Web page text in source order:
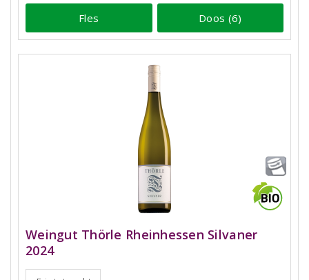
Fles Doos (6)
Weingut Thörle Rheinhessen Silvaner
2024